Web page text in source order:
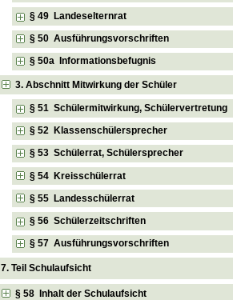
§ 49 Landeselternrat
§ 50 Ausführungsvorschriften
§ 50a Informationsbefugnis
3. Abschnitt Mitwirkung der Schüler
§ 51 Schülermitwirkung, Schülervertretung
§ 52 Klassenschülersprecher
§ 53 Schülerrat, Schülersprecher
§ 54 Kreisschülerrat
§ 55 Landesschülerrat
§ 56 Schülerzeitschriften
§ 57 Ausführungsvorschriften
7. Teil Schulaufsicht
§ 58 Inhalt der Schulaufsicht